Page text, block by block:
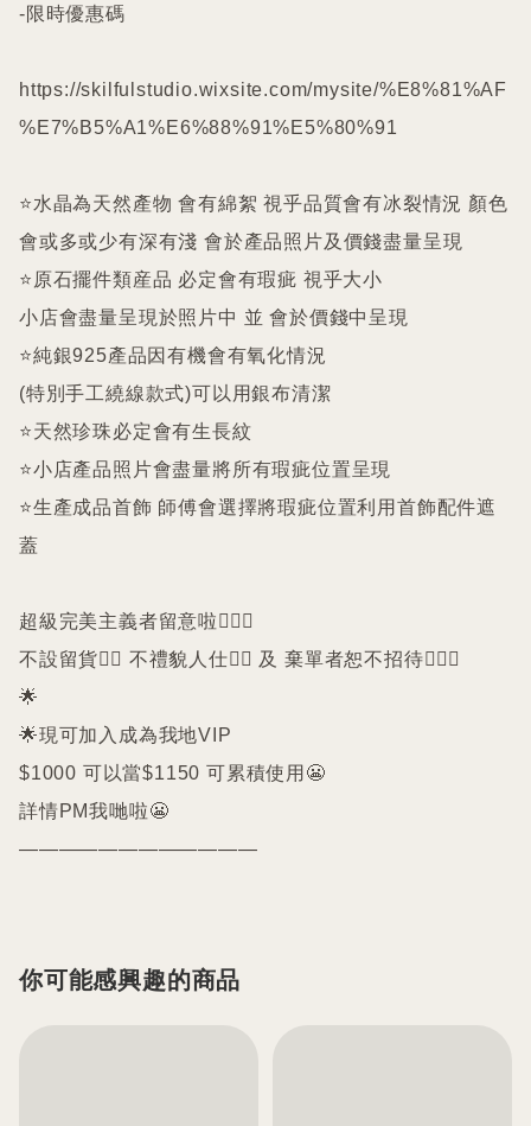
-限時優惠碼
https://skilfulstudio.wixsite.com/mysite/%E8%81%AF
%E7%B5%A1%E6%88%91%E5%80%91
⭐️水晶為天然產物 會有綿絮 視乎品質會有冰裂情況 顏色
會或多或少有深有淺 會於產品照片及價錢盡量呈現
⭐️原石擺件類産品 必定會有瑕疵 視乎大小
小店會盡量呈現於照片中 並 會於價錢中呈現
⭐️純銀925產品因有機會有氧化情況
(特別手工繞線款式)可以用銀布清潔
⭐️天然珍珠必定會有生長紋
⭐️小店產品照片會盡量將所有瑕疵位置呈現
⭐️生產成品首飾 師傅會選擇將瑕疵位置利用首飾配件遮
蓋
超級完美主義者留意啦🙇🏻‍♀️
不設留貨🙅‍♀️ 不禮貌人仕🙅‍♀️ 及 棄單者恕不招待🙇🏻‍♀️
🌟
🌟現可加入成為我地VIP
$1000 可以當$1150 可累積使用😬
詳情PM我哋啦😬
————————————
你可能感興趣的商品